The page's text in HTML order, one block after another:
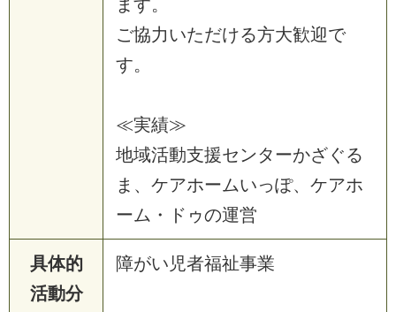
ます。
ご協力いただける方大歓迎で
す。
≪実績≫
地域活動支援センターかざぐる
ま、ケアホームいっぽ、ケアホ
ーム・ドゥの運営
具体的
活動分
障がい児者福祉事業